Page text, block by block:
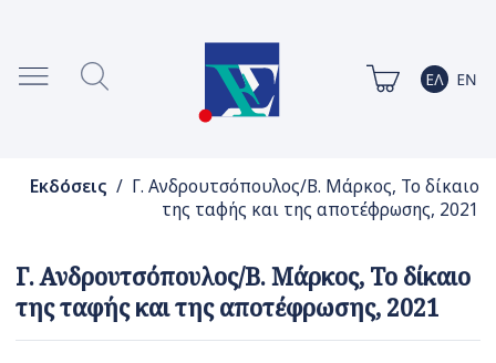
Εκδόσεις / Γ. Ανδρουτσόπουλος/Β. Μάρκος, Το δίκαιο
της ταφής και της αποτέφρωσης, 2021
Γ. Ανδρουτσόπουλος/Β. Μάρκος, Το δίκαιο
της ταφής και της αποτέφρωσης, 2021